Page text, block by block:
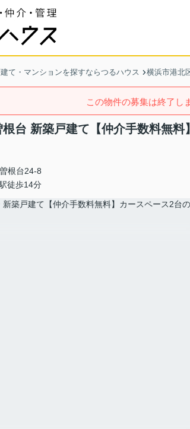
て・マンションを探すならつるハウス 横浜市港北
この物件の募集は終了し
台 新築戸建て【仲介手数料無料
根台24-8
徒歩14分